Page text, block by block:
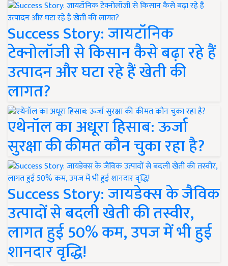
Success Story: जायटॉनिक
टेक्नोलॉजी से किसान कैसे बढ़ा रहे हैं
उत्पादन और घटा रहे हैं खेती की
लागत?
एथेनॉल का अधूरा हिसाब: ऊर्जा
सुरक्षा की कीमत कौन चुका रहा है?
Success Story: जायडेक्स के जैविक
उत्पादों से बदली खेती की तस्वीर,
लागत हुई 50% कम, उपज में भी हुई
शानदार वृद्धि!